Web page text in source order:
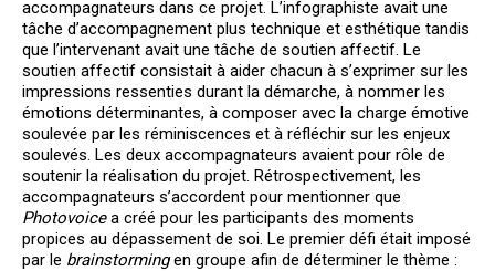
accompagnateurs dans ce projet. L’infographiste avait une
tâche d’accompagnement plus technique et esthétique tandis
que l’intervenant avait une tâche de soutien affectif. Le
soutien affectif consistait à aider chacun à s’exprimer sur les
impressions ressenties durant la démarche, à nommer les
émotions déterminantes, à composer avec la charge émotive
soulevée par les réminiscences et à réfléchir sur les enjeux
soulevés. Les deux accompagnateurs avaient pour rôle de
soutenir la réalisation du projet. Rétrospectivement, les
accompagnateurs s’accordent pour mentionner que
Photovoicea créé pour les participants des moments
propices au dépassement de soi. Le premier défi était imposé
par le brainstormingen groupe afin de déterminer le thème :